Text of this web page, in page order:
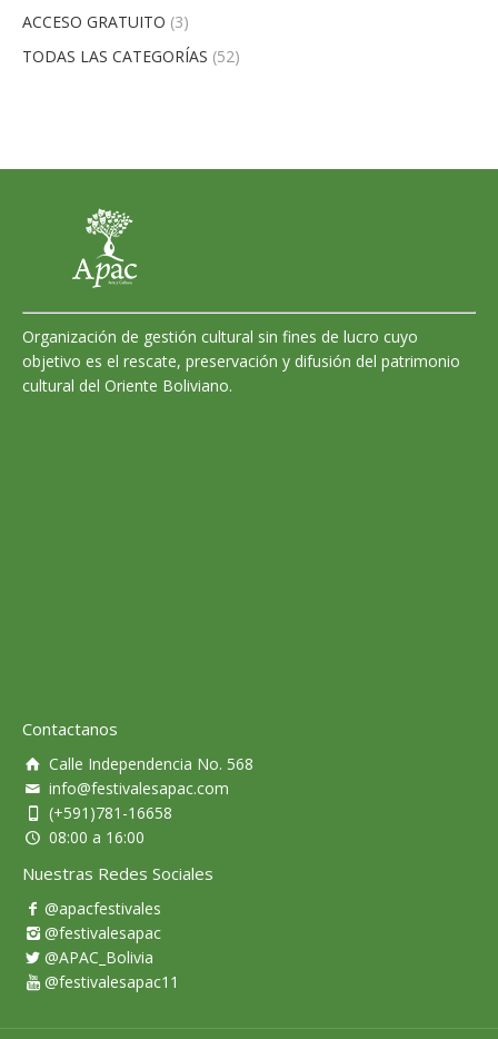
ACCESO GRATUITO (3)
TODAS LAS CATEGORÍAS (52)
Organización de gestión cultural sin fines de lucro cuyo
objetivo es el rescate, preservación y difusión del patrimonio
cultural del Oriente Boliviano.
Contactanos
Calle Independencia No. 568
info@festivalesapac.com
(+591)781-16658
08:00 a 16:00
Nuestras Redes Sociales
@apacfestivales
@festivalesapac
@APAC_Bolivia
@festivalesapac11